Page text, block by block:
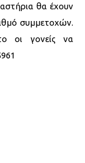
θα έχουν
συμμετοχών.
οι γονείς να